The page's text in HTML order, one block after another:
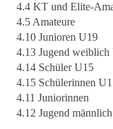
4.4 KT und Elite-
4.5 Amateure
4.10 Junioren U19
4.13 Jugend weiblich
4.14 Schüler U15
4.15 Schülerinnen
4.11 Juniorinnen
4.12 Jugend